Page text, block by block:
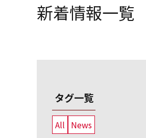
新着情報一覧
タグ一覧
All News